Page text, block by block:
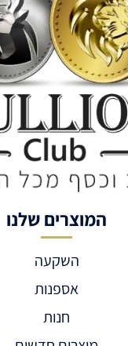
המוצרים שלנו
השקעה
אספנות
חנות